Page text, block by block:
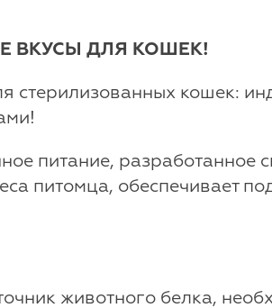
ВКУСЫ ДЛЯ КОШЕК!
стерилизованных кошек:
питание, разработанное
питомца, обеспечивает
животного белка,